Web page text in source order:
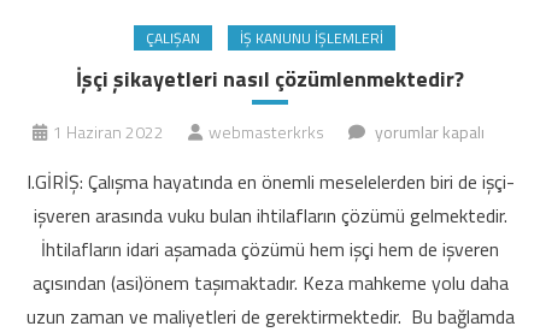
ÇALIŞAN İŞ KANUNU İŞLEMLERI
İşçi şikayetleri nasıl çözümlenmektedir?
1 Haziran 2022 webmasterkrks
İşçi
nasıl
çözümlenmektedir?
için
yorumlar kapalı
I.GİRİŞ: Çalışma hayatında en önemli meselelerden biri de işçi-
işveren arasında vuku bulan ihtilafların çözümü gelmektedir.
İhtilafların idari aşamada çözümü hem işçi hem de işveren
açısından (asi)önem taşımaktadır. Keza mahkeme yolu daha
uzun zaman ve maliyetleri de gerektirmektedir. Bu bağlamda